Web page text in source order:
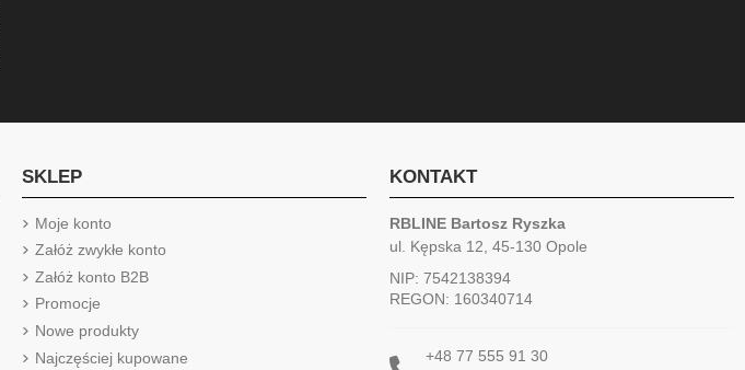
SKLEP
Moje konto
Załóż zwykłe konto
Załóż konto B2B
Promocje
Nowe produkty
Najczęściej kupowane
KONTAKT
RBLINE Bartosz Ryszka
ul. Kępska 12, 45-130 Opole
NIP: 7542138394
REGON: 160340714
+48 77 555 91 30